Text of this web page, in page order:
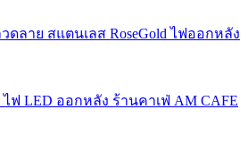
ดลาย สแตนเลส RoseGold ไฟออกหลัง
ไฟ LED ออกหลัง ร้านคาเฟ่ AM CAFE